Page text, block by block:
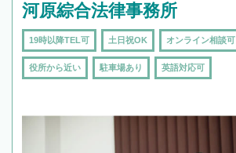
河原綜合法律事務所
19時以降TEL可 土日祝OK オンライン相談可
役所から近い 駐車場あり 英語対応可